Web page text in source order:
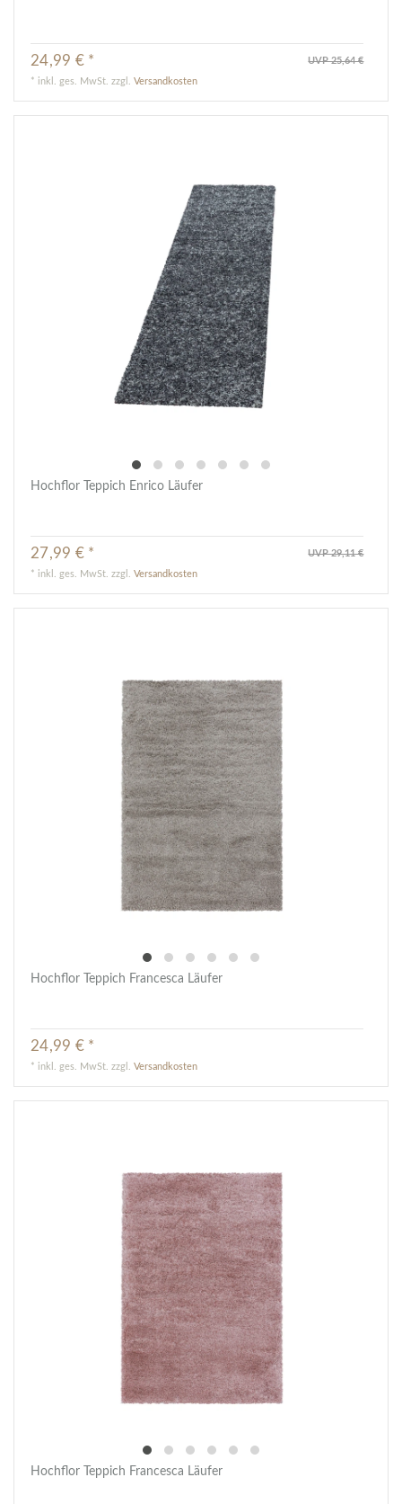
UVP 25,64 €
24,99 € *
* inkl. ges. MwSt. zzgl.Versandkosten
Hochflor Teppich Enrico Läufer
UVP 29,11 €
27,99 € *
* inkl. ges. MwSt. zzgl.Versandkosten
Hochflor Teppich Francesca Läufer
24,99 € *
* inkl. ges. MwSt. zzgl.Versandkosten
Hochflor Teppich Francesca Läufer